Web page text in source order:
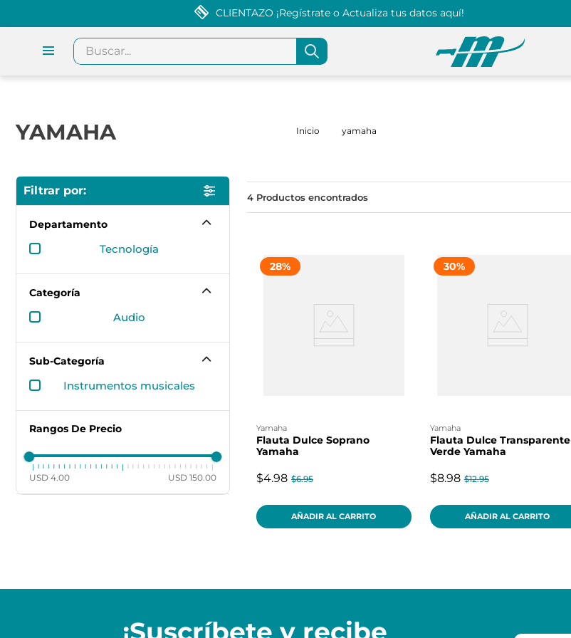
CLIENTAZO ¡Regístrate o Actualiza tus datos aquí!
Buscar...
YAMAHA yamaha
Departamento
tecnología
Categoría
audio
Sub-Categoría
instrumentos musicales
Rangos De Precio
USD 4.00 USD 150.00
4
28%
yamaha
Flauta Dulce Soprano
Yamaha
$4.98 $6.95
AÑADIR AL CARRITO
30%
yamaha
Flauta Dulce Transparente
Verde Yamaha
$8.98 $12.95
AÑADIR AL CARRITO
¡Suscríbete y recibe